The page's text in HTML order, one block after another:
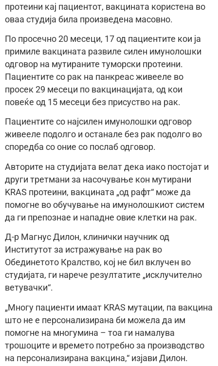
протеини кај пациентот, вакцината користена во
оваа студија била произведена масовно.
По просечно 20 месеци, 17 од пациентите кои ја
примиле вакцината развиле силен имунолошки
одговор на мутираните туморски протеини.
Пациентите со рак на панкреас живееле во
просек 29 месеци по вакцинацијата, од кои
повеќе од 15 месеци без присуство на рак.
Пациентите со најсилен имунолошки одговор
живееле подолго и останале без рак подолго во
споредба со оние со послаб одговор.
Авторите на студијата велат дека иако постојат и
други третмани за насочување кон мутирани
KRAS протеини, вакцината „од рафт“ може да
помогне во обучување на имунолошкиот систем
да ги препознае и нападне овие клетки на рак.
Д-р Магнус Дилон, клинички научник од
Институтот за истражување на рак во
Обединетото Кралство, кој не бил вклучен во
студијата, ги нарече резултатите „исклучително
ветувачки“.
„Многу пациенти имаат KRAS мутации, па вакцина
што не е персонализирана би можела да им
помогне на многумина – тоа ги намалува
трошоците и времето потребно за производство
на персонализирана вакцина,“ изјави Дилон.